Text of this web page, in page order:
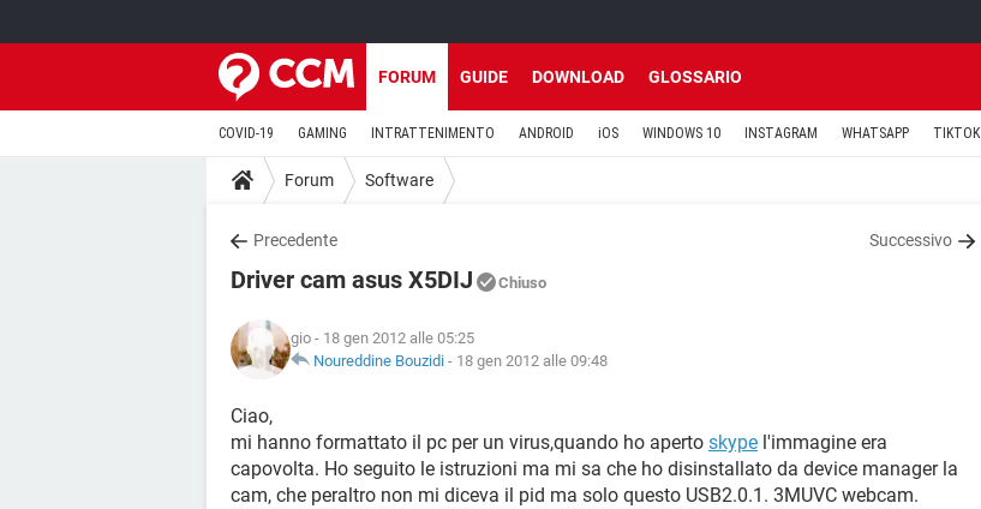
FORUM GUIDE DOWNLOAD GLOSSARIO
COVID-19 GAMING INTRATTENIMENTO ANDROID iOS WINDOWS 10 INSTAGRAM WHATSAPP TIKTOK
Forum Software
Precedente Successivo
Driver cam asus X5DIJ Chiuso
gio - 18 gen 2012 alle 05:25
Noureddine Bouzidi - 18 gen 2012 alle 09:48
Ciao,
mi hanno formattato il pc per un virus,quando ho aperto skype l'immagine era
capovolta. Ho seguito le istruzioni ma mi sa che ho disinstallato da device manager la
cam, che peraltro non mi diceva il pid ma solo questo USB2.0.1. 3MUVC webcam.